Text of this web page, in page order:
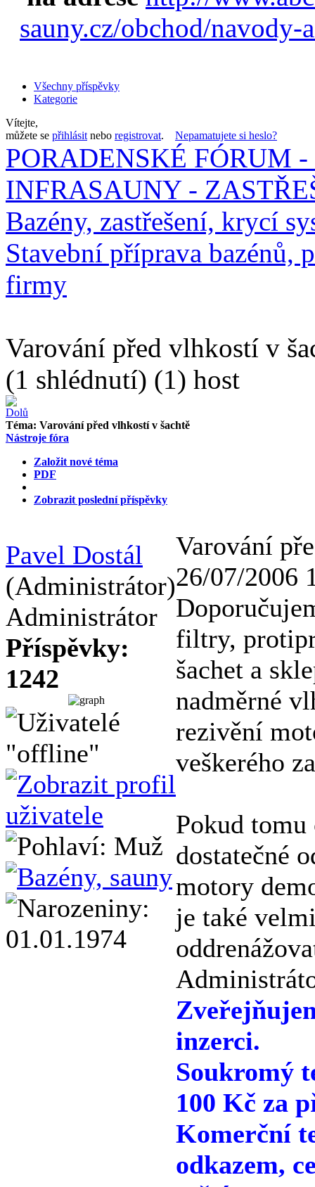
sauny.cz/obchod/
Všechny příspěvky
Kategorie
Vítejte,
můžete se přihlásit nebo registrovat. Nepamatujete si heslo?
PORADENSKÉ FÓRUM
INFRASAUNY -
Bazény, zastřešení, krycí
Stavební příprava bazénů,
firmy
Varování před vlhkostí v
(1 shlédnutí) (1) host
Téma: Varování před vlhkostí v šachtě
Nástroje fóra
Založit nové téma
PDF
Zobrazit poslední příspěvky
Pavel Dostál
(Administrátor)
Administrátor
Příspěvky:
1242
Varování
26/07/2006
filtry,
šachet a
nadměrné
rezivění
veškerého
Pokud tomu
dostatečné
motory
je také
inzerci.
Soukromý
100 Kč za
Komerční
odkazem,